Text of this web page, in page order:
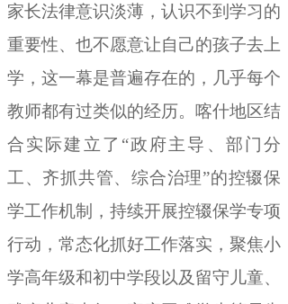
家长法律意识淡薄，认识不到学习的
重要性、也不愿意让自己的孩子去上
学 ， 这一幕是普遍存在的 ， 几乎每个
教师都有过类似的经历。 喀什地区结
合实际建立了 “政府主导、部门分
工、齐抓共管、综合治理”的控辍保
学工作机制
， 持续开展控辍保学专项
行动，常态化抓好工作落实 ， 聚焦小
学高年级和初中学段以及留守儿童、